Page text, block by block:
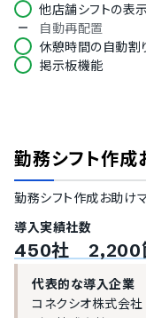
他店舗シフトの表
自動再配置
休憩時間の自動割
掲示板機能
新規募集情報の作
応募者の履歴書確
採用不採用の決定
採用者とのチャット
勤怠管理
タイムカード機能
打刻承認・修正
残業時間管理
勤務シフト作成
勤務シフト作成お助け
導入実績社数
450社 2,200
代表的な導入企業
コネクシオ株式会社